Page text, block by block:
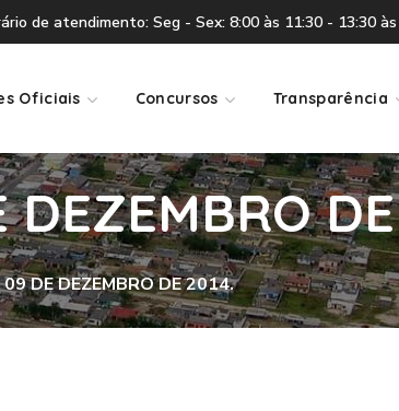
de atendimento: Seg - Sex: 8:00 às 11:30 - 13:30
Oficiais Concursos Transparência
DEZEMBRO
DE DEZEMBRO DE 2014.